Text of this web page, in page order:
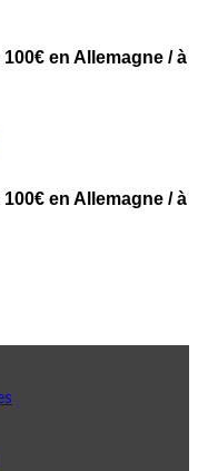
en Allemagne / à
en Allemagne / à